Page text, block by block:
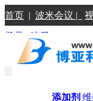
首页 | 波米会议 |
登录 |注册
添加剂